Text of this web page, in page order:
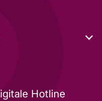
Hotline